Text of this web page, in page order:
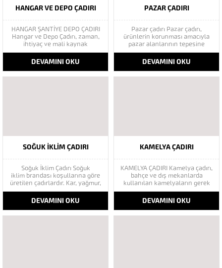
HANGAR VE DEPO ÇADIRI
HANGAR ŞANTİYE DEPO ÇADIRI
Hangar ve Depo Çadırı, zaman,
ihtiyaç ve mali kaynak
üçgeninde maksimum faydayı
sağlamak amacıyla tasarlanmış
yapılardır. Şantiye çadırları,
şantiyelerin zorlu çalışma
DEVAMINI OKU
PAZAR ÇADIRI
Pazar çadırı Pazar çadırı,
ürünlerin korunması amacıyla
pazar alanlarının tepesine
iplerle gerdirilerek uygulanan
branda modelidir. Pazar
tezgahlarını kötü hava
şartlarından koruyan pazar
DEVAMINI OKU
SOĞUK İKLIM ÇADIRI
Soğuk İklim Çadırı Soğuk
iklim brandası koşullarına göre
üretilen çadırlardır. Kar, yağmur,
rüzgar vb. sert hava soğuk İklim
koşullarına göre çadır tipleri
değişmektedir. Askeri
çadırlarımız çabuk temin, her
DEVAMINI OKU
KAMELYA ÇADIRI
KAMELYA ÇADIRI Kamelya çadırı,
bahçe ve dış mekanlarda
kullanılan kamelyaların gerek
üzerine gerekse komple
kamelya şeklinde yek bir
kamelya şeklinde yapılan
branda çeşididir. Kamelya
DEVAMINI OKU